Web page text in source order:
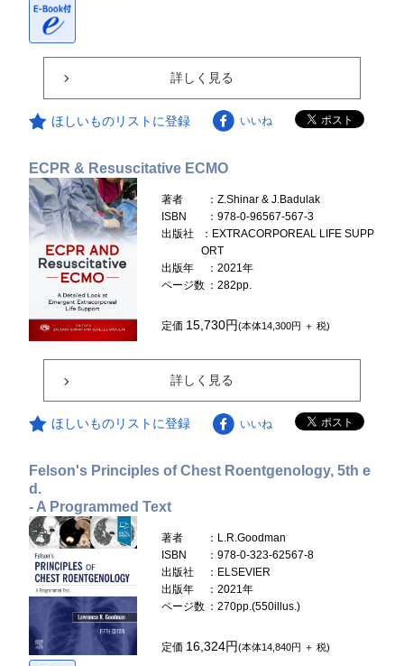
詳しく見る
ほしいものリストに登録 いいね
ECPR & Resuscitative ECMO
著者
：Z.Shinar & J.Badulak
ISBN
：978-0-96567-567-3
出版社
：EXTRACORPOREAL LIFE SUPP
ORT
出版年
：2021年
ページ数 ：282pp.
定価 15,730円(本体14,300円 ＋ 税)
詳しく見る
ほしいものリストに登録 いいね
Felson's Principles of Chest Roentgenology, 5th e
d.
- A Programmed Text
著者
：L.R.Goodman
ISBN
：978-0-323-62567-8
出版社
：ELSEVIER
出版年
：2021年
ページ数 ：270pp.(550illus.)
定価 16,324円(本体14,840円 ＋ 税)